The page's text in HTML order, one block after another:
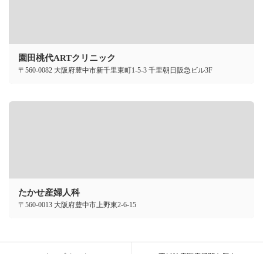
園田桃代ARTクリニック
〒560-0082 大阪府豊中市新千里東町1-5-3 千里朝日阪急ビル3F
たかせ産婦人科
〒560-0013 大阪府豊中市上野東2-6-15